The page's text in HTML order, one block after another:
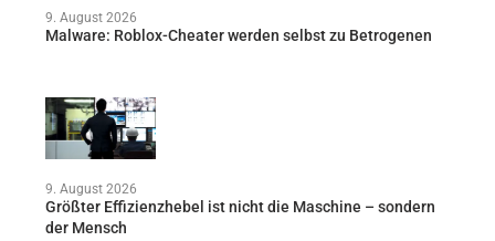
9. August 2026
Malware: Roblox-Cheater werden selbst zu Betrogenen
9. August 2026
Größter Effizienzhebel ist nicht die Maschine – sondern
der Mensch